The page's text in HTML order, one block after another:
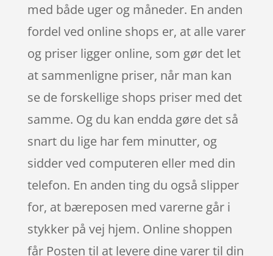
med både uger og måneder. En anden
fordel ved online shops er, at alle varer
og priser ligger online, som gør det let
at sammenligne priser, når man kan
se de forskellige shops priser med det
samme. Og du kan endda gøre det så
snart du lige har fem minutter, og
sidder ved computeren eller med din
telefon. En anden ting du også slipper
for, at bæreposen med varerne går i
stykker på vej hjem. Online shoppen
får Posten til at levere dine varer til din